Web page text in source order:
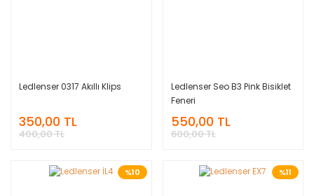
Ledlenser 0317 Akıllı Klips
350,00 TL
400,00 TL
Ledlenser Seo B3 Pink Bisiklet
Feneri
550,00 TL
600,00 TL
%10 %11